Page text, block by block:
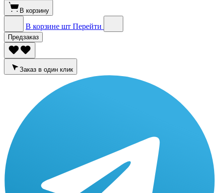
В корзину
В корзине шт Перейти
Предзаказ
Заказ в один клик